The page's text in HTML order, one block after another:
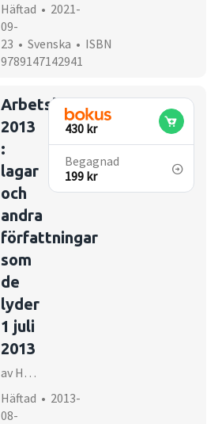
Häftad • 2021-
09-
23 • Svenska • ISBN
9789147142941
Arbetslagstiftning
2013
:
lagar
och
andra
författningar
som
de
lyder
1 juli
2013
av Håkan Gabinus Göransson, Bengt Garpe
Häftad • 2013-
08-
430 kr
Begagnad
199 kr